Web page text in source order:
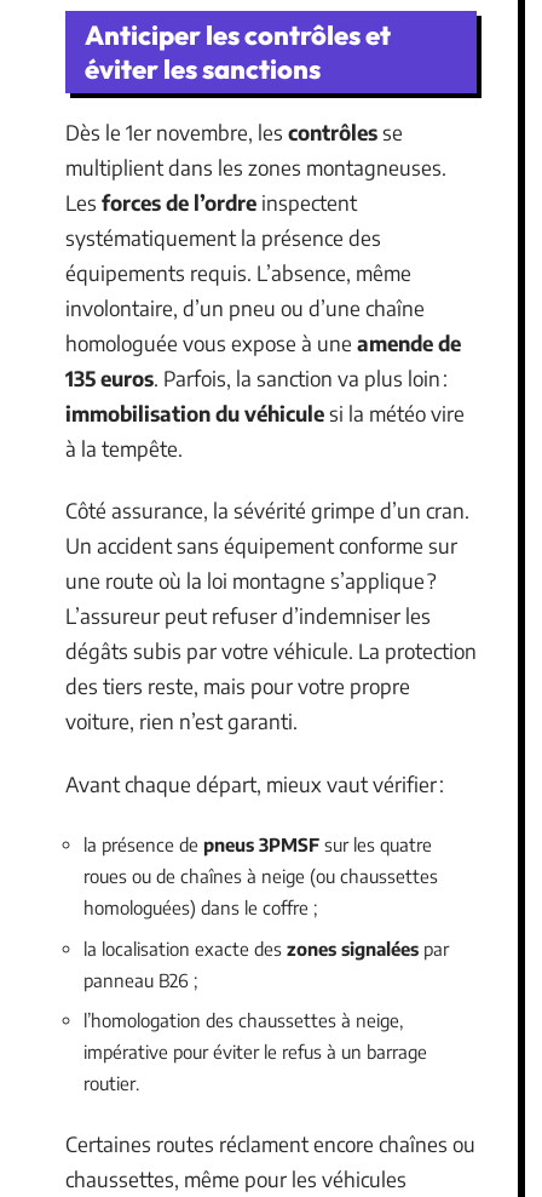
Anticiper les contrôles et
éviter les sanctions
Dès le 1er novembre, les contrôlesse
multiplient dans les zones montagneuses.
Les forces de l’ordre inspectent
systématiquement la présence des
équipements requis. L’absence, même
involontaire, d’un pneu ou d’une chaîne
homologuée vous expose à une amende de
135 euros. Parfois, la sanction va plus loin :
immobilisation du véhiculesi la météo vire
à la tempête.
Côté assurance, la sévérité grimpe d’un cran.
Un accident sans équipement conforme sur
une route où la loi montagne s’applique ?
L’assureur peut refuser d’indemniser les
dégâts subis par votre véhicule. La protection
des tiers reste, mais pour votre propre
voiture, rien n’est garanti.
Avant chaque départ, mieux vaut vérifier :
la présence de pneus 3PMSF sur les quatre
roues ou de chaînes à neige (ou chaussettes
homologuées) dans le coffre ;
la localisation exacte des zones signalées par
panneau B26 ;
l’homologation des chaussettes à neige,
impérative pour éviter le refus à un barrage
routier.
Certaines routes réclament encore chaînes ou
chaussettes, même pour les véhicules